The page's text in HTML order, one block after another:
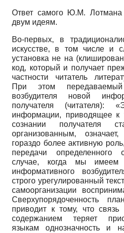
Ответ самого Ю.М.
двум идеям.
Во-первых, в
искусстве, в том числе и
установка не на
код, который и получает
частности читатель
При этом
возбудителя новой
получателя (читателя):
информации, приводящее к
сознании получателя
организованным,
гораздо более активную
передачи
случае, когда мы имеем
информативного
строго урегулированный
самоорганизации
Сверхупорядоченность
приводит к тому, что
содержанием теряет
языкам однозначность и